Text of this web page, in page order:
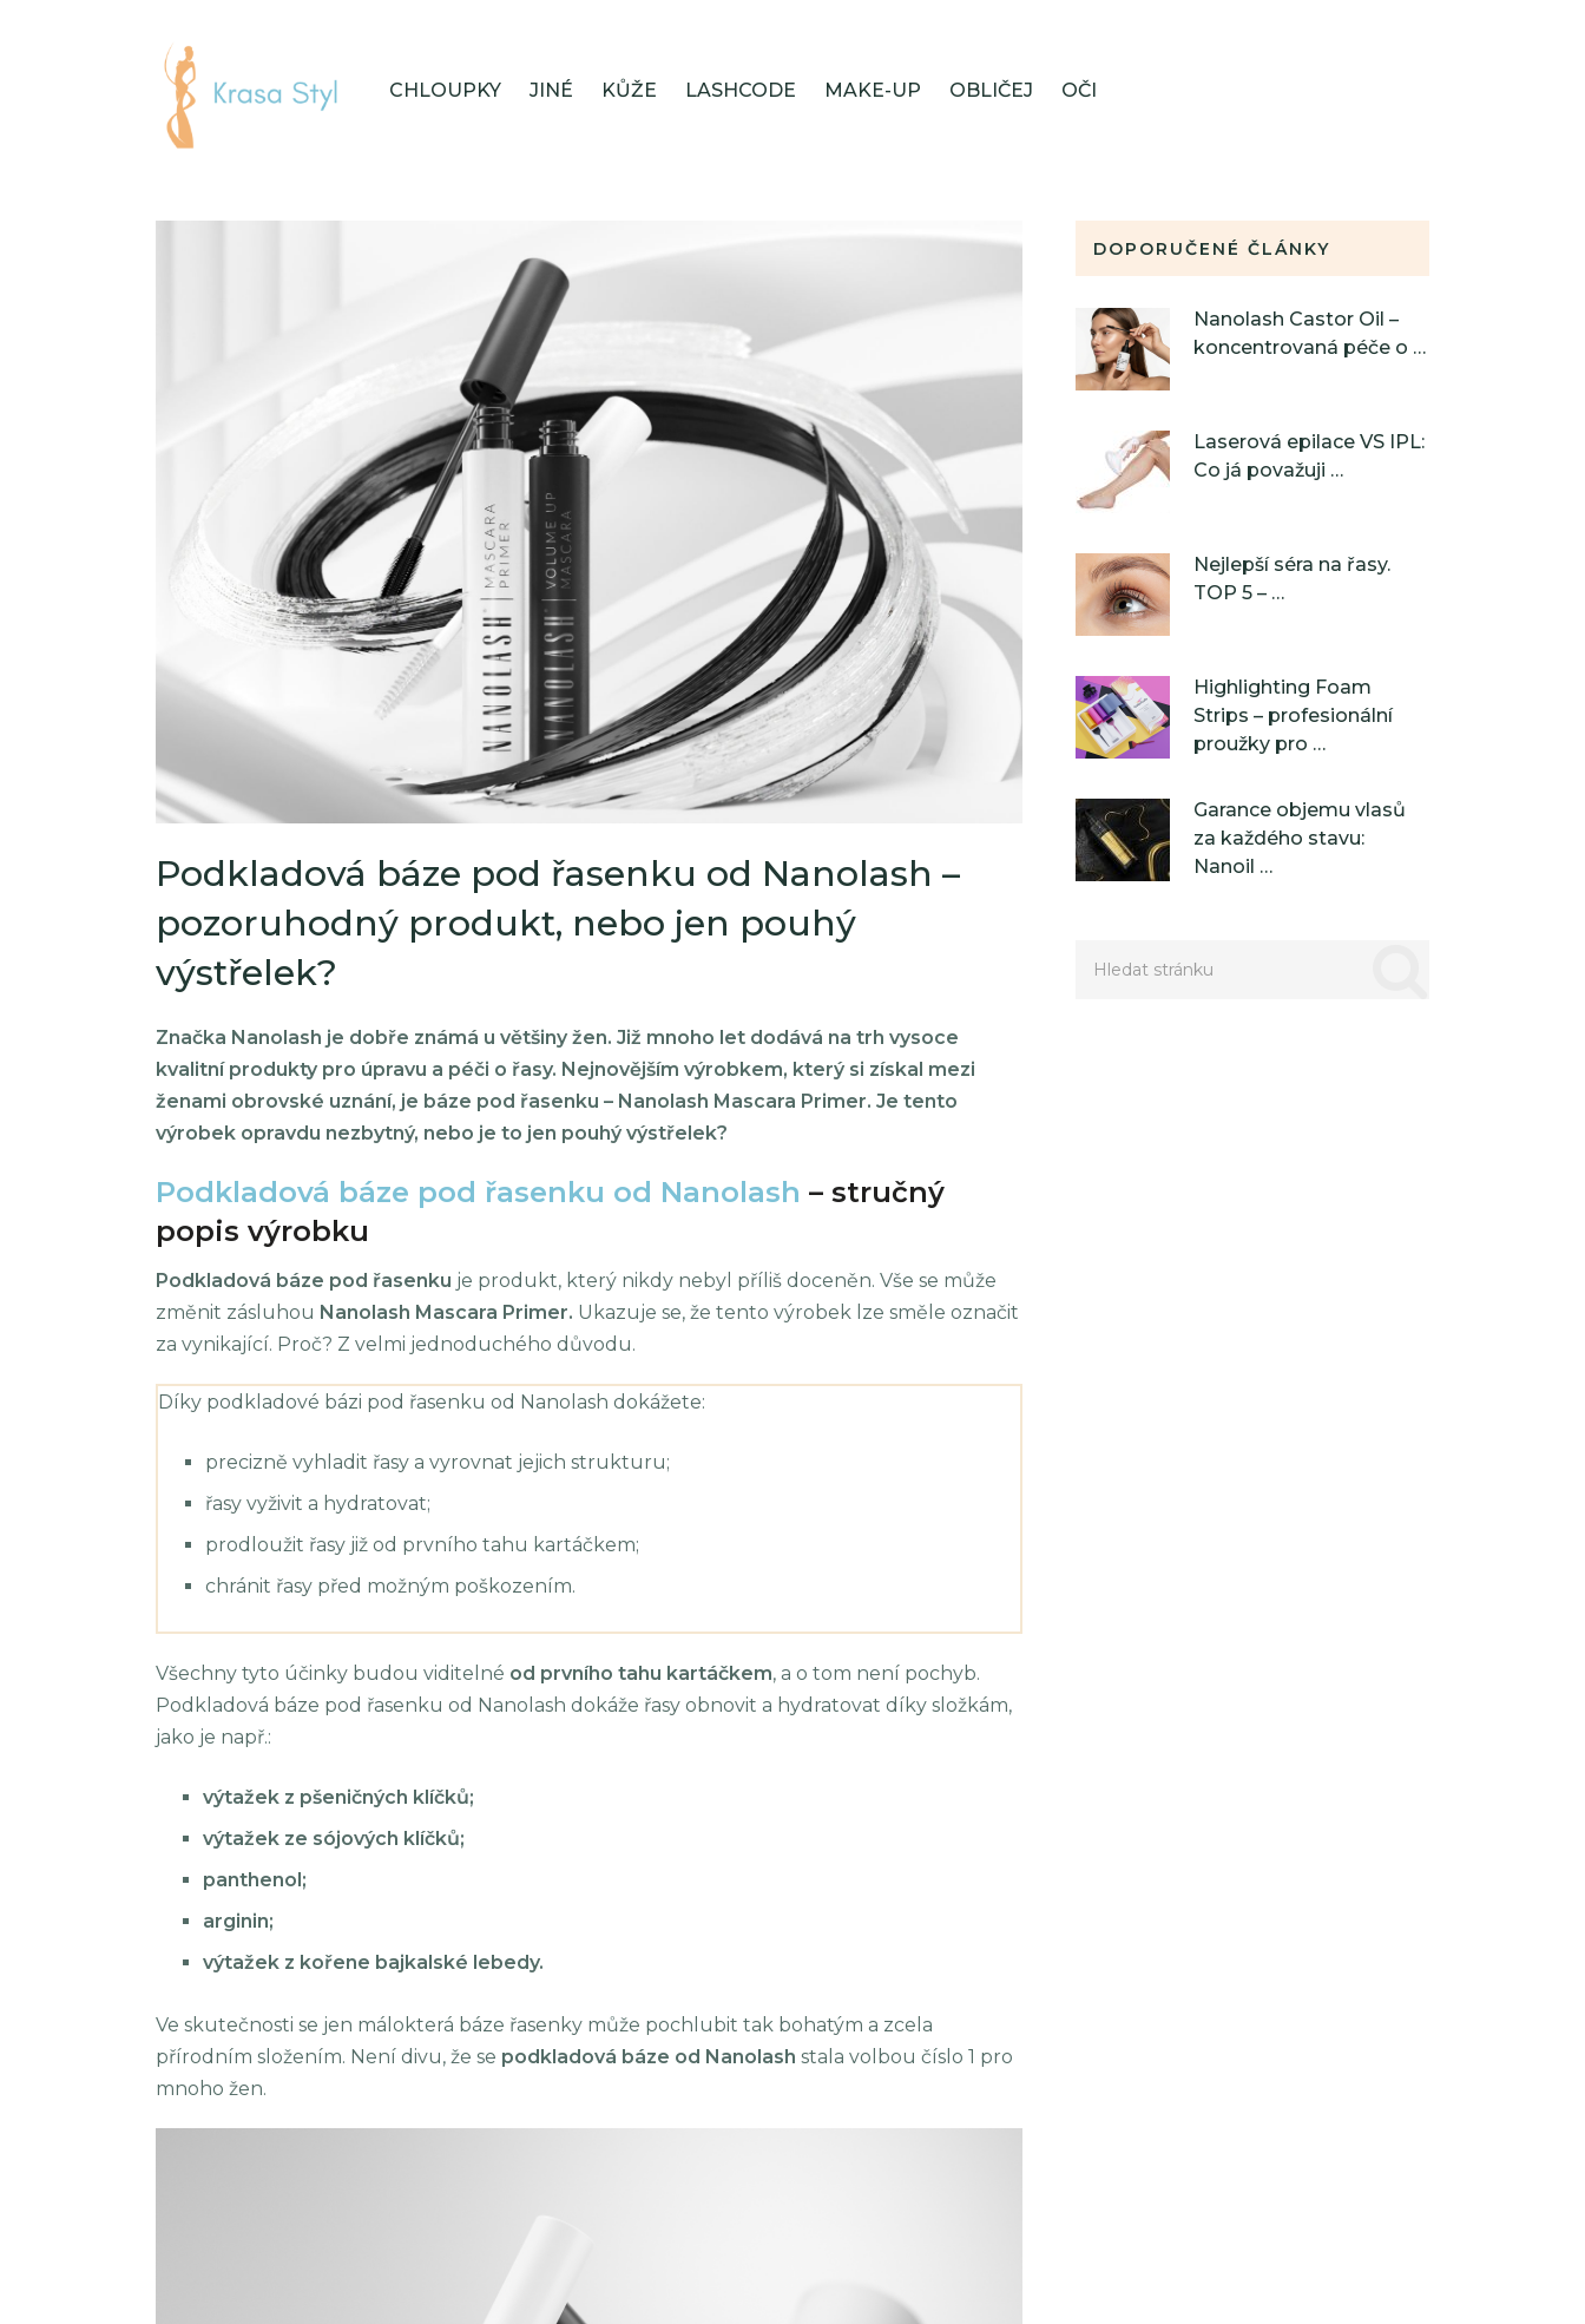
CHLOUPKY JINÉ KŮŽE LASHCODE MAKE-UP OBLIČEJ OČI
Podkladová báze pod řasenku od Nanolash –
pozoruhodný produkt, nebo jen pouhý
výstřelek?
Značka Nanolash je dobře známá u většiny žen. Již mnoho let dodává na trh vysoce
kvalitní produkty pro úpravu a péči o řasy. Nejnovějším výrobkem, který si získal mezi
ženami obrovské uznání, je báze pod řasenku – Nanolash Mascara Primer. Je tento
výrobek opravdu nezbytný, nebo je to jen pouhý výstřelek?
Podkladová báze pod řasenku od Nanolash – stručný
popis výrobku
Podkladová báze pod řasenku je produkt, který nikdy nebyl příliš doceněn. Vše se může
změnit zásluhou Nanolash Mascara Primer. Ukazuje se, že tento výrobek lze směle označit
za vynikající. Proč? Z velmi jednoduchého důvodu.
Díky podkladové bázi pod řasenku od Nanolash dokážete:
precizně vyhladit řasy a vyrovnat jejich strukturu;
řasy vyživit a hydratovat;
prodloužit řasy již od prvního tahu kartáčkem;
chránit řasy před možným poškozením.
Všechny tyto účinky budou viditelné od prvního tahu kartáčkem, a o tom není pochyb.
Podkladová báze pod řasenku od Nanolash dokáže řasy obnovit a hydratovat díky složkám,
jako je např.:
výtažek z pšeničných klíčků;
výtažek ze sójových klíčků;
panthenol;
arginin;
výtažek z kořene bajkalské lebedy.
Ve skutečnosti se jen málokterá báze řasenky může pochlubit tak bohatým a zcela
přírodním složením. Není divu, že se podkladová báze od Nanolash stala volbou číslo 1 pro
mnoho žen.
DOPORUČENÉ ČLÁNKY
Nanolash Castor Oil –
koncentrovaná péče o …
Laserová epilace VS IPL:
Co já považuji …
Nejlepší séra na řasy.
TOP 5 – …
Highlighting Foam
Strips – profesionální
proužky pro …
Garance objemu vlasů
za každého stavu:
Nanoil …